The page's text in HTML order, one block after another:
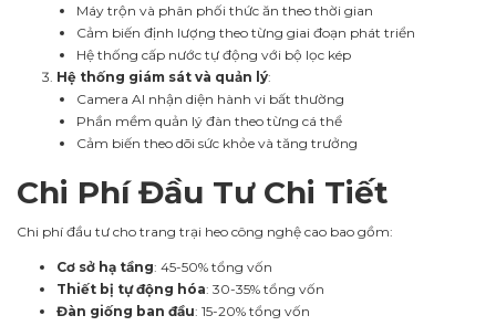
Máy trộn và phân phối thức ăn theo thời gian
Cảm biến định lượng theo từng giai đoạn phát triển
Hệ thống cấp nước tự động với bộ lọc kép
Hệ thống giám sát và quản lý:
Camera AI nhận diện hành vi bất thường
Phần mềm quản lý đàn theo từng cá thể
Cảm biến theo dõi sức khỏe và tăng trưởng
Chi Phí Đầu Tư Chi Tiết
Chi phí đầu tư cho trang trại heo công nghệ cao bao gồm:
Cơ sở hạ tầng: 45-50% tổng vốn
Thiết bị tự động hóa: 30-35% tổng vốn
Đàn giống ban đầu: 15-20% tổng vốn